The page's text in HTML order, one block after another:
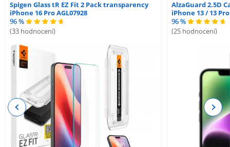
Spigen Glass tR EZ Fit 2 Pack transparency
iPhone 16 Pro AGL07928
96 %
(33 hodnocení)
AlzaGuard 2.5D
iPhone 13 / 13 Pro
96 %
(25 hodnocení)
Previous Next